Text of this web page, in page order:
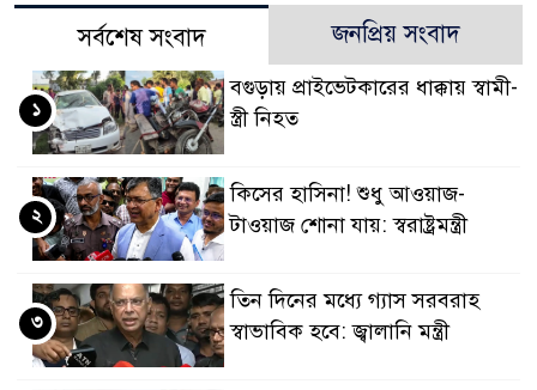
সর্বশেষ সংবাদ জনপ্রিয় সংবাদ
বগুড়ায় প্রাইভেটকারের ধাক্কায় স্বামী-
স্ত্রী নিহত
১
কিসের হাসিনা! শুধু আওয়াজ-
টাওয়াজ শোনা যায়: স্বরাষ্ট্রমন্ত্রী
২
তিন দিনের মধ্যে গ্যাস সরবরাহ
স্বাভাবিক হবে: জ্বালানি মন্ত্রী
৩